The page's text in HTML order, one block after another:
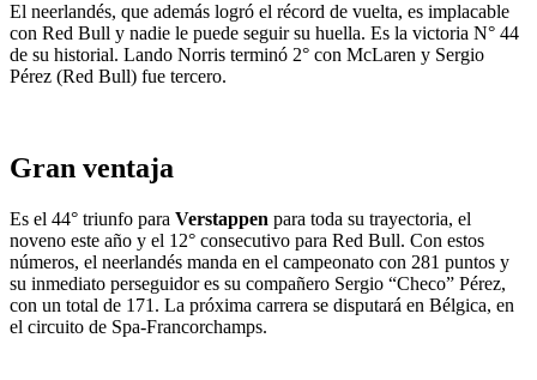
El neerlandés, que además logró el récord de vuelta, es implacable
con Red Bull y nadie le puede seguir su huella. Es la victoria N° 44
de su historial. Lando Norris terminó 2° con McLaren y Sergio
Pérez (Red Bull) fue tercero.
Gran ventaja
Es el 44° triunfo para Verstappen para toda su trayectoria, el
noveno este año y el 12° consecutivo para Red Bull. Con estos
números, el neerlandés manda en el campeonato con 281 puntos y
su inmediato perseguidor es su compañero Sergio “Checo” Pérez,
con un total de 171. La próxima carrera se disputará en Bélgica, en
el circuito de Spa-Francorchamps.